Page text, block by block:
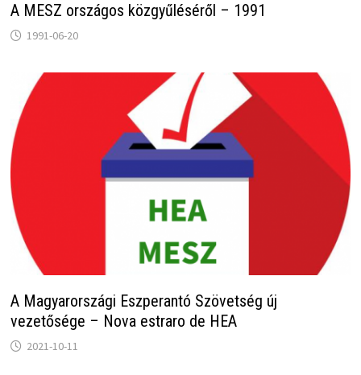
A MESZ országos közgyűléséről – 1991
1991-06-20
A Magyarországi Eszperantó Szövetség új
vezetősége – Nova estraro de HEA
2021-10-11